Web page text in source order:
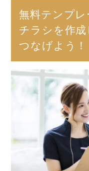
無料テンプ
チラシを作成
つなげよう！